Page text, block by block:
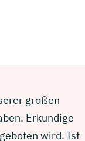
großen
Erkundige
wird. Ist